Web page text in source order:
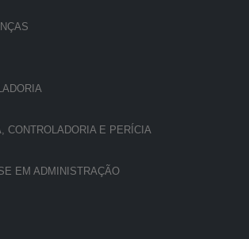
CONTROLADORIA E PERÍCIA
EM ADMINISTRAÇÃO